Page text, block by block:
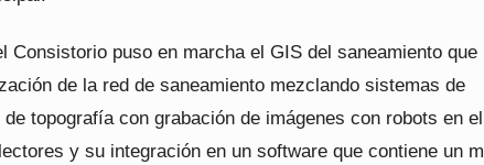
Consistorio puso en marcha el GIS del saneamiento que
de la red de saneamiento mezclando sistemas de
topografía con grabación de imágenes con robots en el
y su integración en un software que contiene un